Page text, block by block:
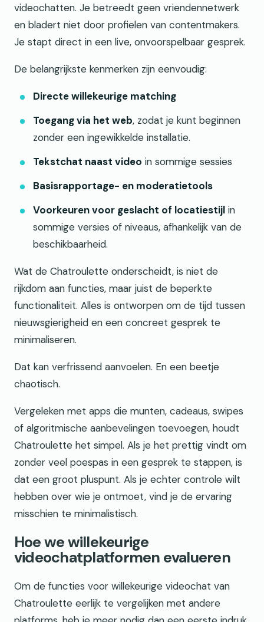
videochatten. Je betreedt geen vriendennetwerk
en bladert niet door profielen van contentmakers.
Je stapt direct in een live, onvoorspelbaar gesprek.
De belangrijkste kenmerken zijn eenvoudig:
Directe willekeurige matching
Toegang via het web, zodat je kunt beginnen
zonder een ingewikkelde installatie.
Tekstchat naast video in sommige sessies
Basisrapportage- en moderatietools
Voorkeuren voor geslacht of locatiestijl in
sommige versies of niveaus, afhankelijk van de
beschikbaarheid.
Wat de Chatroulette onderscheidt, is niet de
rijkdom aan functies, maar juist de beperkte
functionaliteit. Alles is ontworpen om de tijd tussen
nieuwsgierigheid en een concreet gesprek te
minimaliseren.
Dat kan verfrissend aanvoelen. En een beetje
chaotisch.
Vergeleken met apps die munten, cadeaus, swipes
of algoritmische aanbevelingen toevoegen, houdt
Chatroulette het simpel. Als je het prettig vindt om
zonder veel poespas in een gesprek te stappen, is
dat een groot pluspunt. Als je echter controle wilt
hebben over wie je ontmoet, vind je de ervaring
misschien te minimalistisch.
Hoe we willekeurige
videochatplatformen evalueren
Om de functies voor willekeurige videochat van
Chatroulette eerlijk te vergelijken met andere